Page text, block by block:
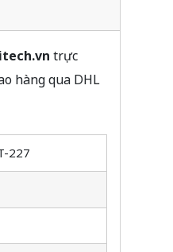
trực
hàng qua DHL
227